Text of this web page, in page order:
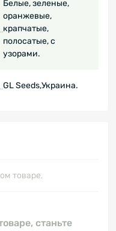
Белые, зеленые,
оранжевые,
крапчатые,
полосатые, с
узорами.
GL Seeds,Украина.
товаре.
станьте